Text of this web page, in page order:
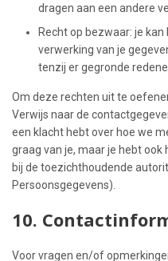
dragen aan een andere
Recht op bezwaar: je
verwerking van je
tenzij er gegronde
Om deze rechten uit te
Verwijs naar de
een klacht hebt over hoe we
graag van je, maar je hebt
bij de toezichthoudende
Persoonsgegevens).
10.
Voor vragen en/of